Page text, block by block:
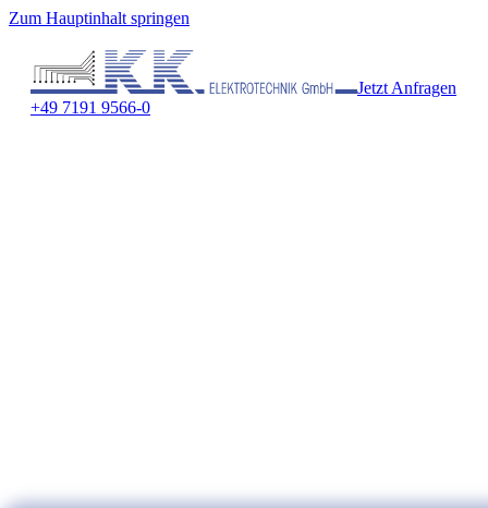
Zum Hauptinhalt springen
Jetzt Anfragen
+49 7191 9566-0